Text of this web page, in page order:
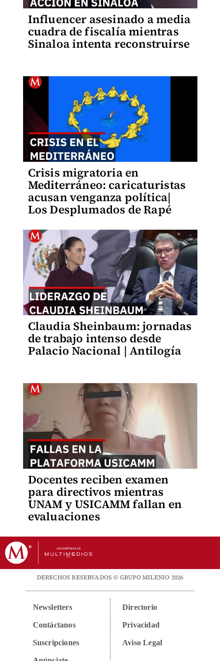
Influencer asesinado a media
cuadra de fiscalía mientras
Sinaloa intenta reconstruirse
Crisis migratoria en
Mediterráneo: caricaturistas
acusan venganza política|
Los Desplumados de Rapé
Claudia Sheinbaum: jornadas
de trabajo intenso desde
Palacio Nacional | Antilogía
Docentes reciben examen
para directivos mientras
UNAM y USICAMM fallan en
evaluaciones
DERECHOS RESERVADOS © GRUPO MILENIO 2026
Newsletters
Contáctanos
Suscripciones
Directorio
Privacidad
Aviso Legal